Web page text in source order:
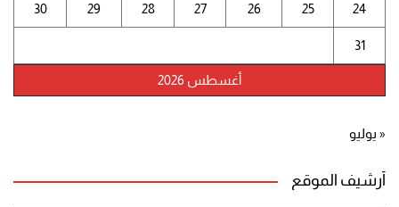
أغسطس 2026
24
25
26
27
28
29
30
31
« يوليو
أرشيف الموقع